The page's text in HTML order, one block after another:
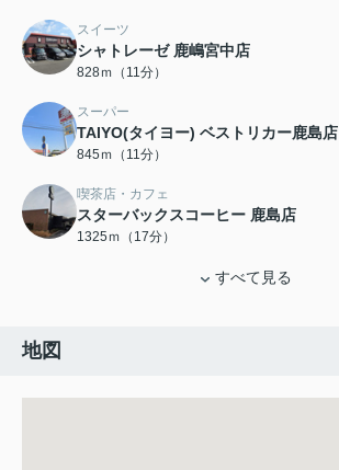
スイーツ
シャトレーゼ 鹿嶋宮中店
828ｍ（11分）
スーパー
TAIYO(タイヨー) ベストリカー鹿島店
845ｍ（11分）
喫茶店・カフェ
スターバックスコーヒー 鹿島店
1325ｍ（17分）
すべて見る
地図